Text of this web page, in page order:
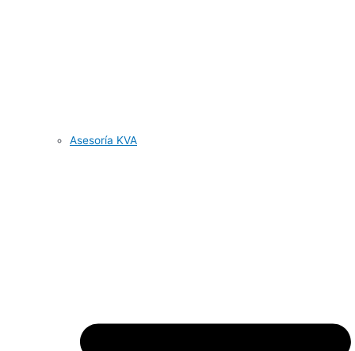
Asesoría KVA